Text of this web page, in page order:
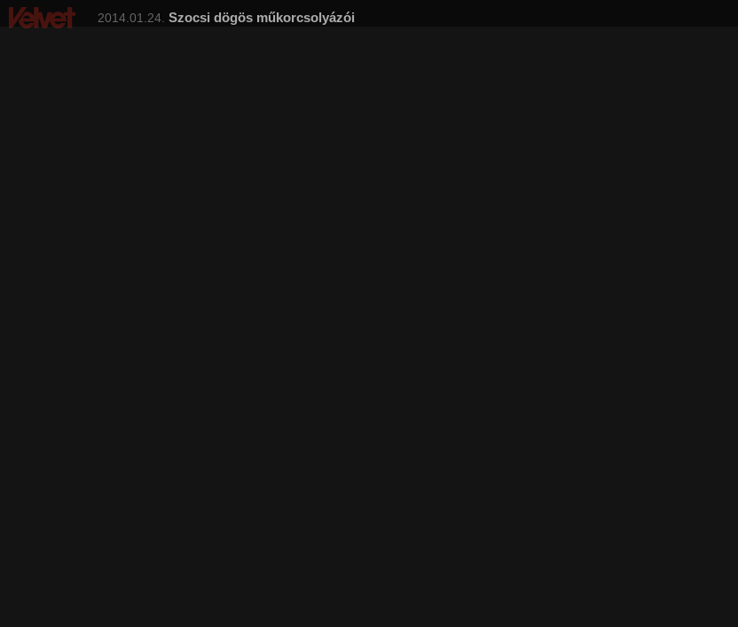
Szocsi dögös műkorcsolyázói
2014.01.24.